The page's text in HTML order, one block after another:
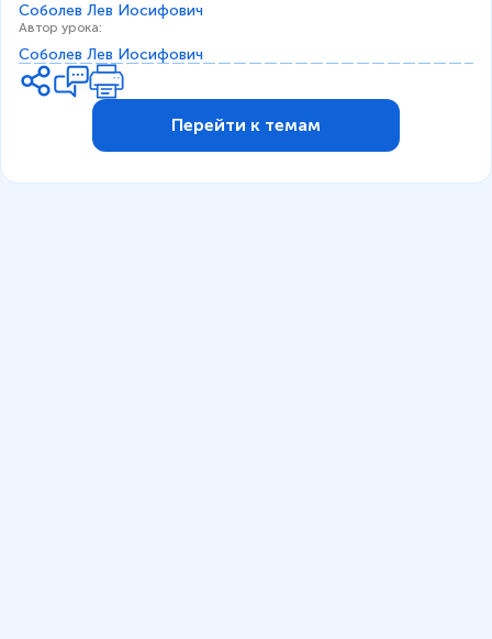
Соболев Лев Иосифович
Автор урока:
Соболев Лев Иосифович
Перейти к темам